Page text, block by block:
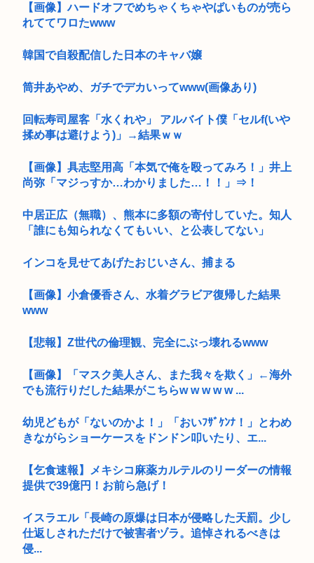
【画像】ハードオフでめちゃくちゃやばいものが売ら
れててワロたwww
韓国で自殺配信した日本のキャバ嬢
筒井あやめ、ガチでデカいってwww(画像あり)
回転寿司屋客「水くれや」 アルバイト僕「セルf(いや
揉め事は避けよう)」→結果ｗｗ
【画像】具志堅用高「本気で俺を殴ってみろ！」井上
尚弥「マジっすか…わかりました…！！」⇒！
中居正広（無職）、熊本に多額の寄付していた。知人
「誰にも知られなくてもいい、と公表してない」
インコを見せてあげたおじいさん、捕まる
【画像】小倉優香さん、水着グラビア復帰した結果
www
【悲報】Z世代の倫理観、完全にぶっ壊れるwww
【画像】「マスク美人さん、また我々を欺く」←海外
でも流行りだした結果がこちらw w w w w ...
幼児どもが「ないのかよ！」「おいﾌｻﾞｹﾝﾅ！」とわめ
きながらショーケースをドンドン叩いたり、エ...
【乞食速報】メキシコ麻薬カルテルのリーダーの情報
提供で39億円！お前ら急げ！
イスラエル「長崎の原爆は日本が侵略した天罰。少し
仕返しされただけで被害者ヅラ。追悼されるべきは
侵...